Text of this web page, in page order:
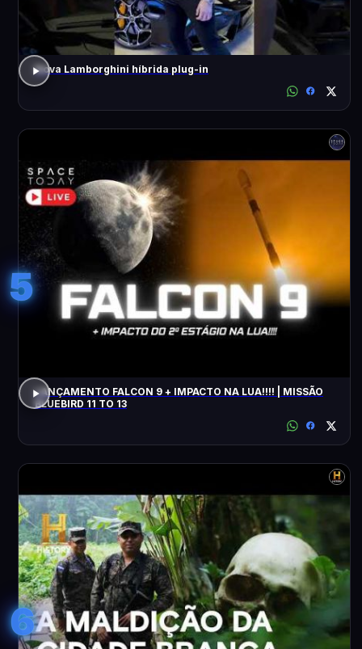
Nova Lamborghini híbrida plug-in
5
LANÇAMENTO FALCON 9 + IMPACTO NA LUA!!!! | MISSÃO
BLUEBIRD 11 TO 13
6